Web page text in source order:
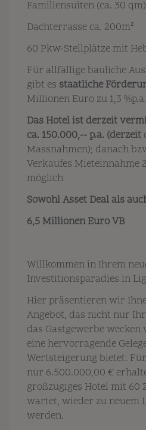
Familiensuiten (ca. 30 qm)
Dachterrasse ca. 200m²
60 Pkw-Stellplätze mit
Für allfällige bauliche
gibt es staatliche
Millionen Euro zu 1,3 %p.a.
Das Hotel ist derzeit
ca. 150.000,-- p.a. (derzeit
Massnahmen); danach
Verkaufes Mieteinnahme
möglich
Sowohl Asset Deal als
6,5 Millionen Euro VB
Willkommen in Ihrem
Investitionsparadies in
Hier präsentieren wir
Angebot, das nicht nur
das Gastgewerbe
eine hervorragende
Wertsteigerung bietet.
nur 6.500.000,00 €
großzügiges Hotel mit 60
wartet, wieder zu neuem
werden.